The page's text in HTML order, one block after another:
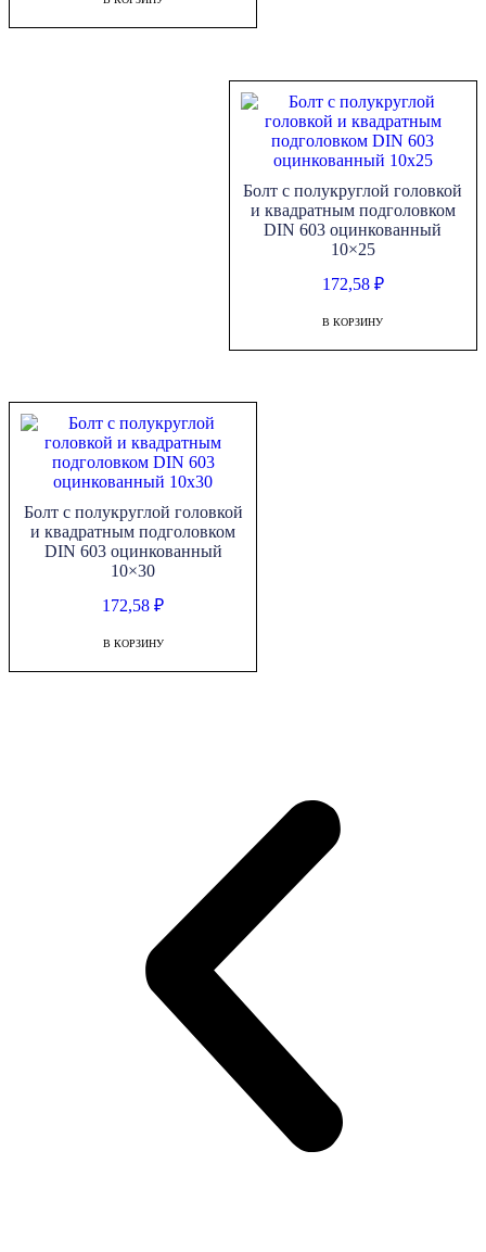
Болт с полукруглой головкой
и квадратным подголовком
DIN 603 оцинкованный
10×25
172,58 ₽
В КОРЗИНУ
Болт с полукруглой головкой
и квадратным подголовком
DIN 603 оцинкованный
10×30
172,58₽
В КОРЗИНУ